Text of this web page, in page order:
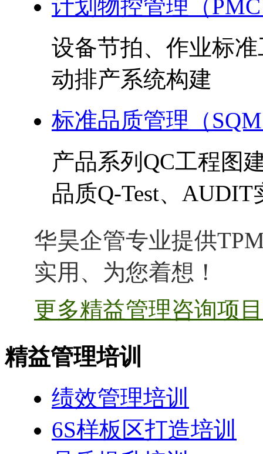
计划物控管理（
设备节拍、作业标
动排产系统构建
标准品质管理（
产品系列QC工程图
品质Q-Test、AUDIT
华昊企管专业提供
实用、为您着想！
更多精益管理咨询项
精益管理培训
绩效管理培训
6S样板区打造培训